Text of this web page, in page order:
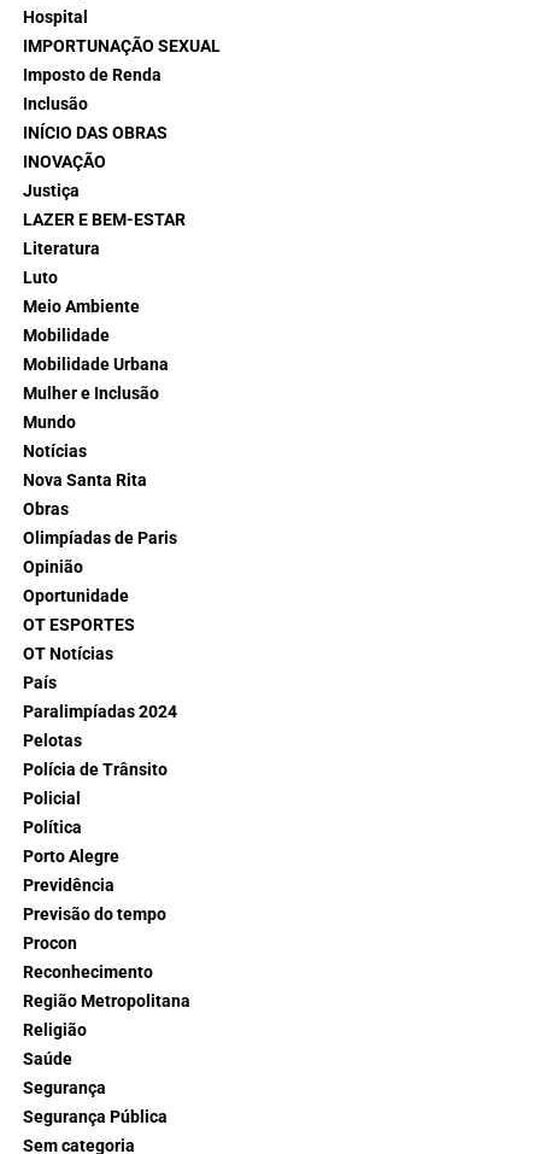
Hospital
IMPORTUNAÇÃO SEXUAL
Imposto de Renda
Inclusão
INÍCIO DAS OBRAS
INOVAÇÃO
Justiça
LAZER E BEM-ESTAR
Literatura
Luto
Meio Ambiente
Mobilidade
Mobilidade Urbana
Mulher e Inclusão
Mundo
Notícias
Nova Santa Rita
Obras
Olimpíadas de Paris
Opinião
Oportunidade
OT ESPORTES
OT Notícias
País
Paralimpíadas 2024
Pelotas
Polícia de Trânsito
Policial
Política
Porto Alegre
Previdência
Previsão do tempo
Procon
Reconhecimento
Região Metropolitana
Religião
Saúde
Segurança
Segurança Pública
Sem categoria